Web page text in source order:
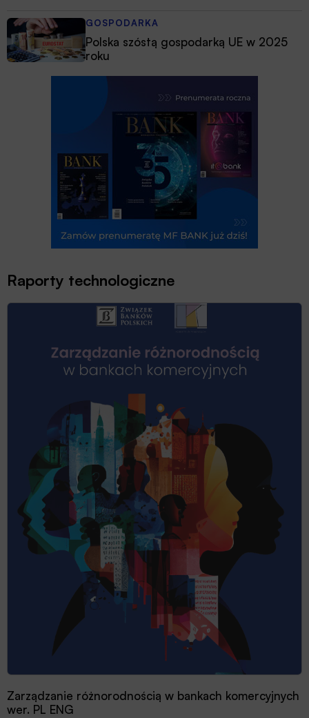
GOSPODARKA
Polska szóstą gospodarką UE w 2025
roku
Raporty technologiczne
Zarządzanie różnorodnością w bankach komercyjnych
wer. PL ENG